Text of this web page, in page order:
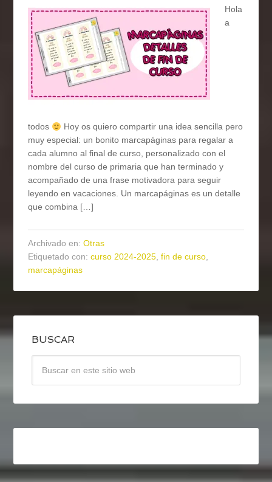
Hola
a
todos
Hoy os quiero compartir una idea sencilla pero
muy especial: un bonito marcapáginas para regalar a
cada alumno al final de curso, personalizado con el
nombre del curso de primaria que han terminado y
acompañado de una frase motivadora para seguir
leyendo en vacaciones. Un marcapáginas es un detalle
que combina […]
Archivado en:Otras
Etiquetado con:curso 2024-2025,fin de curso,
marcapáginas
BUSCAR